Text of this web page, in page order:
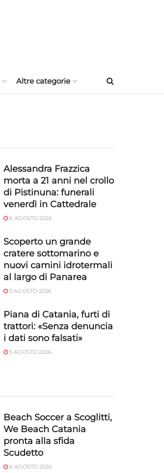
Altre categorie
Alessandra Frazzica
morta a 21 anni nel crollo
di Pistinuna: funerali
venerdì in Cattedrale
6 AGOSTO 2026
Scoperto un grande
cratere sottomarino e
nuovi camini idrotermali
al largo di Panarea
5 AGOSTO 2026
Piana di Catania, furti di
trattori: «Senza denuncia
i dati sono falsati»
5 AGOSTO 2026
Beach Soccer a Scoglitti,
We Beach Catania
pronta alla sfida
Scudetto
6 AGOSTO 2026